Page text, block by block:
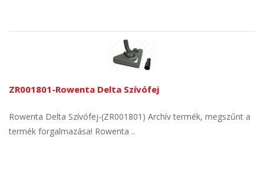
ZR001801-Rowenta Delta Szívófej
Rowenta Delta Szívófej-(ZR001801) Archív termék, megszűnt a
termék forgalmazása! Rowenta ..